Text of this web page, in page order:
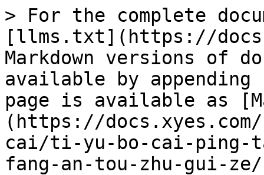
> For the complete
[llms.txt](https://
Markdown versions of
available by
page is available as
(https://
cai/ti-yu-bo-cai-
fang-an-tou-zhu-gui-